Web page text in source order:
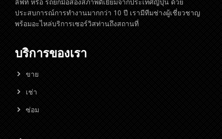
ประสบการณ์การทำงานมากกว่า 10 ปี เรามีทีมช่างผู้เชี่ยวชาญ
พร้อมอะไหล่บริการเซอร์วิสท่านถึงสถานที่
บริการของเรา
ขาย
เช่า
ซ่อม